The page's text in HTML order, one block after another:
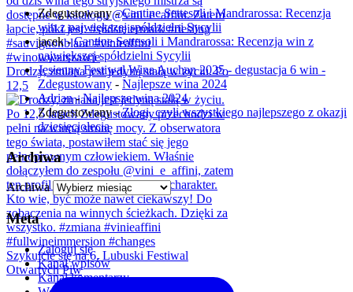
Drodzy, zmiana jest jedyną stałą w życiu. Po
12,5
Szykujcie się na 6. Lubuski Festiwal
Otwartych Piw
Zdegustowany-Cantine Settesoli i Mandrarossa: Recenzja
win z największej spółdzielni Sycylii
jacek-Cantine Settesoli i Mandrarossa: Recenzja win z
największej spółdzielni Sycylii
Jesienny Festiwal Wina Auchan 2025 - degustacja 6 win -
Zdegustowany - Najlepsze wina 2024
Adrian-Najlepsze wina 2024
Zdegustowany-Złogi, czyli wszystkiego najlepszego z okazji
dziesięciolecia
Archiwa
Archiwa
Meta
Zaloguj się
Kanał wpisów
Kanał komentarzy